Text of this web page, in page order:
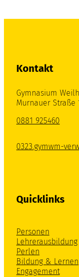
Kontakt
Gymnasium
Murnauer Straße
0881 925460
0323.gymwm-
Quicklinks
Personen
Lehrerausbildung
Perlen
Bildung & Lernen
Engagement